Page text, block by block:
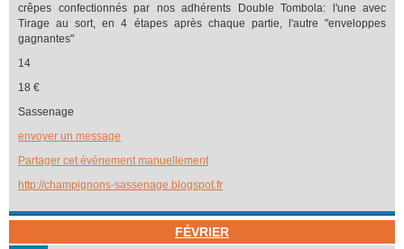
crêpes confectionnés par nos adhérents Double Tombola: l'une avec
Tirage au sort, en 4 étapes après chaque partie, l'autre "enveloppes
gagnantes"
14
18 €
Sassenage
envoyer un message
Partager cet événement manuellement
http://champignons-sassenage.blogspot.fr
FÉVRIER